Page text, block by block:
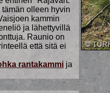
olleen hyvin
kammin
ja lähettyvillä
Raunio on
että sitä ei
rantakammi ja